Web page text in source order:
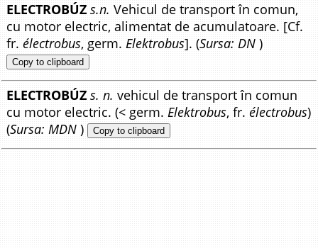
ELECTROBÚZ s.n. Vehicul de transport în comun,
cu motor electric, alimentat de acumulatoare. [Cf.
fr.électrobus, germ.Elektrobus]. (Sursa: DN )
Copy to clipboard
ELECTROBÚZ s. n. vehicul de transport în comun
cu motor electric. (< germ. Elektrobus, fr.électrobus)
(Sursa: MDN ) Copy to clipboard